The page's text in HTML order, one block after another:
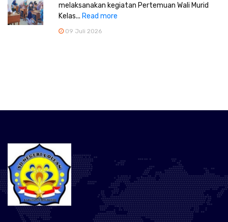
melaksanakan kegiatan Pertemuan Wali Murid
Kelas... Read more
09 Juli 2026